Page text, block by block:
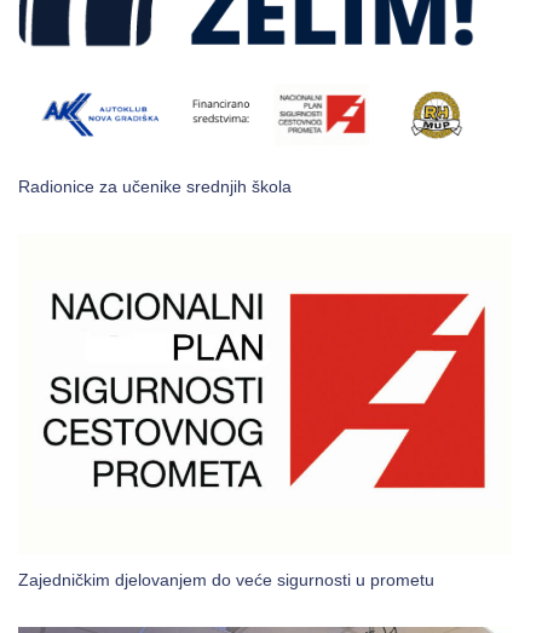
Radionice za učenike srednjih škola
Zajedničkim djelovanjem do veće sigurnosti u prometu